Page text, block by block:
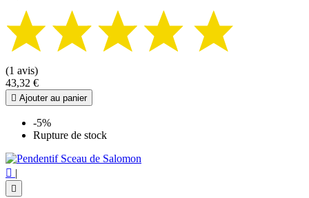
(1 avis)
43,32 €
 Ajouter au panier
-5%
Rupture de stock
 |
